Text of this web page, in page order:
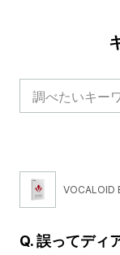
VOCALOID
Q. 誤ってディ